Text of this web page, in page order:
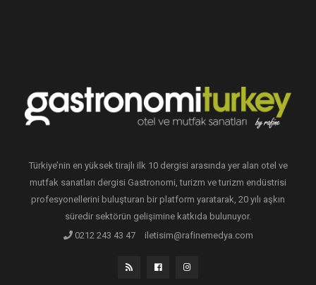
Türkiye’nin en yüksek tirajlı ilk 10 dergisi arasında yer alan otel ve
mutfak sanatları dergisi Gastronomi, turizm ve turizm endüstrisi
profesyonellerini buluşturan bir platform yaratarak, 20 yılı aşkın
süredir sektörün gelişimine katkıda bulunuyor.
0212 243 43 47
iletisim@rafinemedya.com